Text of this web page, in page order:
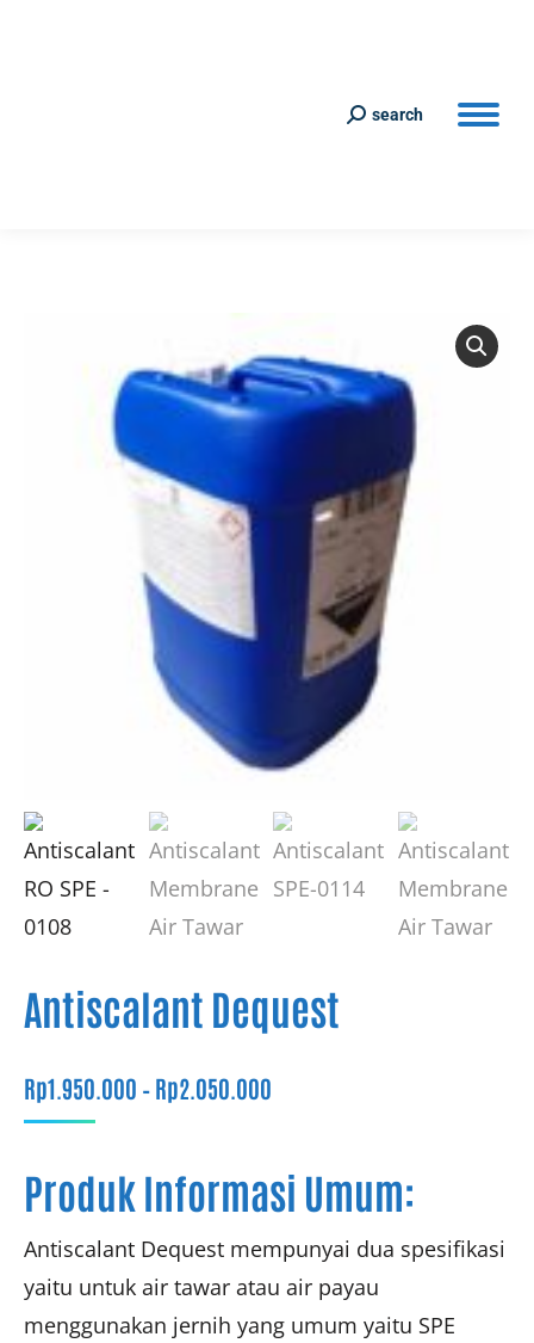
Search:
search
Antiscalant Dequest
Rp1.950.000 –Rp2.050.000
hingga
Produk Informasi Umum:
Antiscalant Dequest mempunyai dua spesifikasi
yaitu untuk air tawar atau air payau
menggunakan jernih yang umum yaitu SPE